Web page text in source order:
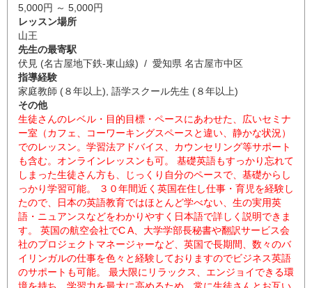
5,000円 ～ 5,000円
レッスン場所
山王
先生の最寄駅
伏見 (名古屋地下鉄-東山線) / 愛知県 名古屋市中区
指導経験
家庭教師 (８年以上), 語学スクール先生 (８年以上)
その他
生徒さんのレベル・目的目標・ペースにあわせた、広いセミナ
ー室（カフェ、コーワーキングスペースと違い、静かな状況）
でのレッスン。学習法アドバイス、カウンセリング等サポート
も含む。オンラインレッスンも可。 基礎英語もすっかり忘れて
しまった生徒さん方も、じっくり自分のペースで、基礎からし
っかり学習可能。 ３０年間近く英国在住し仕事・育児を経験し
たので、日本の英語教育ではほとんど学べない、生の実用英
語・ニュアンスなどをわかりやすく日本語で詳しく説明できま
す。 英国の航空会社でC A、大学学部長秘書や翻訳サービス会
社のプロジェクトマネージャーなど、英国で長期間、数々のバ
イリンガルの仕事を色々と経験しておりますのでビジネス英語
のサポートも可能。 最大限にリラックス、エンジョイできる環